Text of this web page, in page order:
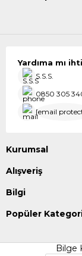
Yardıma mı
S.S.S.
0850 305
[email
Kurumsal
Alışveriş
Bilgi
Popüler
Bilge